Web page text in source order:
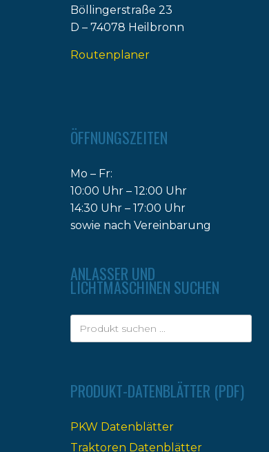
Böllingerstraße 23
D – 74078 Heilbronn
Routenplaner
ÖFFNUNGSZEITEN
Mo – Fr:
10:00 Uhr – 12:00 Uhr
14:30 Uhr – 17:00 Uhr
sowie nach Vereinbarung
ANLASSER UND
LICHTMASCHINEN SUCHEN
PRODUKT-DATENBLÄTTER (PDF)
PKW Datenblätter
Traktoren Datenblätter